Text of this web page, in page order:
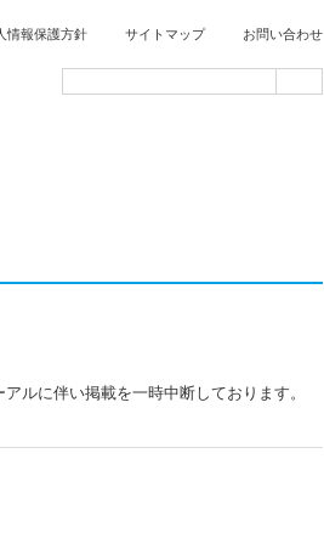
情報保護方針 サイトマップ お問い合わせ
ルに伴い掲載を一時中断しております。